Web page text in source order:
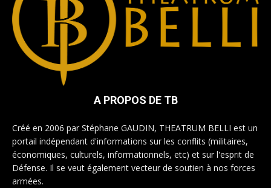
A PROPOS DE TB
Créé en 2006 par Stéphane GAUDIN, THEATRUM BELLI est un
portail indépendant d'informations sur les conflits (militaires,
économiques, culturels, informationnels, etc) et sur l'esprit de
Défense. Il se veut également vecteur de soutien à nos forces
armées.